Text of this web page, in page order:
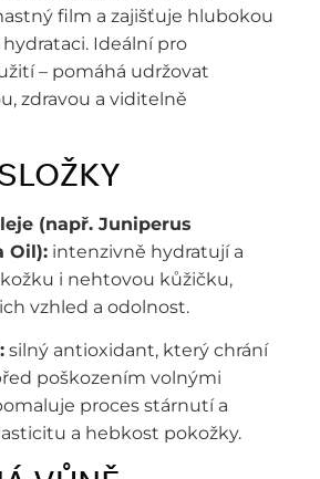
film a zajišťuje hlubokou
Ideální pro
– pomáhá udržovat
zdravou a viditelně
(např. Juniperus
Oil): intenzivně hydratují a
i nehtovou kůžičku,
vzhled a odolnost.
silný antioxidant, který chrání
poškozením volnými
proces stárnutí a
a hebkost pokožky.